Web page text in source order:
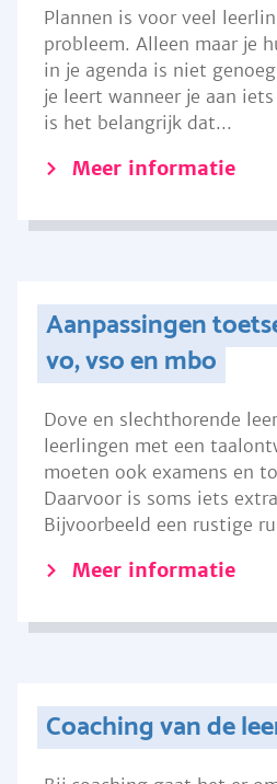
Plannen is voor veel
probleem. Alleen maar je
in je agenda is niet
je leert wanneer je aan
is het belangrijk dat...
Meer informatie
Aanpassingen
vo, vso en mbo
Dove en slechthorende
leerlingen met een
moeten ook examens en
Daarvoor is soms iets
Bijvoorbeeld een rustige
Meer informatie
Coaching van de